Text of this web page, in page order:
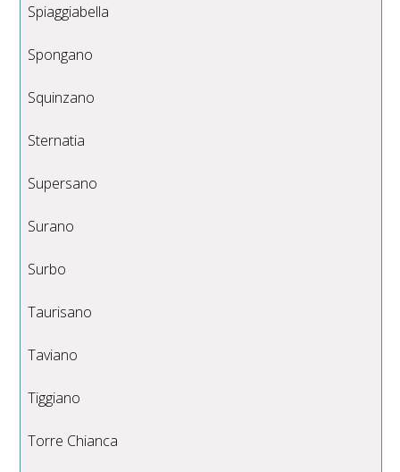
Spiaggiabella
Spongano
Squinzano
Sternatia
Supersano
Surano
Surbo
Taurisano
Taviano
Tiggiano
Torre Chianca